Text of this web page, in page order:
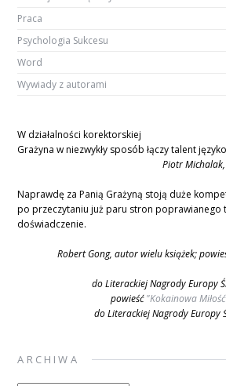
Praca
Psychologia Sukcesu
Word
Wywiady z autorami
W działalności korektorskiej
Grażyna w niezwykły sposób łączy talent
Piotr Michalak,
Naprawdę za Panią Grażyną stoją duże
po przeczytaniu już paru stron poprawianego
doświadczenie.
Robert Gong, autor wielu książek;
do Literackiej Nagrody Europy
powieść"Kokainowa
do Literackiej Nagrody Europy
ARCHIWA